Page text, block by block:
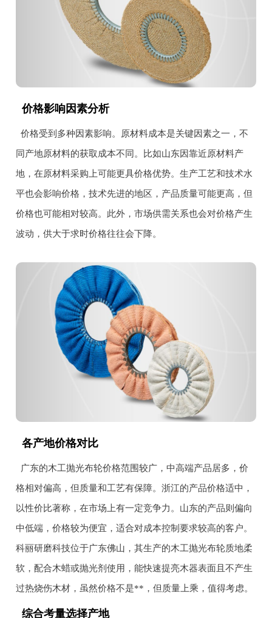
价格影响因素分析
价格受到多种因素影响。原材料成本是关键因素之一，不
同产地原材料的获取成本不同。比如山东因靠近原材料产
地，在原材料采购上可能更具价格优势。生产工艺和技术水
平也会影响价格，技术先进的地区，产品质量可能更高，但
价格也可能相对较高。此外，市场供需关系也会对价格产生
波动，供大于求时价格往往会下降。
各产地价格对比
广东的木工抛光布轮价格范围较广，中高端产品居多，价
格相对偏高，但质量和工艺有保障。浙江的产品价格适中，
以性价比著称，在市场上有一定竞争力。山东的产品则偏向
中低端，价格较为便宜，适合对成本控制要求较高的客户。
科丽研磨科技位于广东佛山，其生产的木工抛光布轮质地柔
软，配合木蜡或抛光剂使用，能快速提亮木器表面且不产生
过热烧伤木材，虽然价格不是**，但质量上乘，值得考虑。
综合考量选择产地